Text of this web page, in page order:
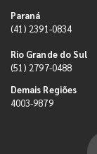
Paraná
(41) 2391-0834
Rio Grande do Sul
(51) 2797-0488
Demais Regiões
4003-9879